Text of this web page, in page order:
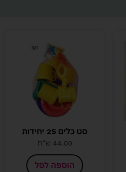
סט כלים 25 יחידות
44.00 ש"ח
הוספה לסל